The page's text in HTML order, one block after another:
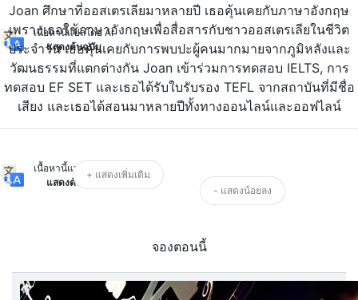
เนื้อหานี้แปลโดย AI
แสดงต้นฉบับ
Joan ศึกษาที่ออสเตรเลียมาหลายปี เธอคุ้นเคยกับภาษาอังกฤษ
เพราะเธอใช้ภาษาอังกฤษเพื่อสื่อสารกับชาวออสเตรเลียในชีวิต
ประจำวัน เธอคุ้นเคยกับการพบปะผู้คนมากมายจากภูมิหลังและ
วัฒนธรรมที่แตกต่างกัน Joan เข้าร่วมการทดสอบ IELTS, การ
ทดสอบ EF SET และเธอได้รับใบรับรอง TEFL จากสถาบันที่มีชื่อ
เสียง และเธอได้สอนมาหลายปีทั้งทางออนไลน์และออฟไลน์
เนื้อหานี้แปลโดย AI
แสดงต้นฉบับ
+ แสดงเพิ่มเติม
- แสดงน้อยลง
จองตอนนี้